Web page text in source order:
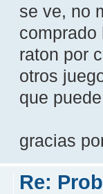
se ve, no
comprado
raton por
otros
que
gracias
Re: